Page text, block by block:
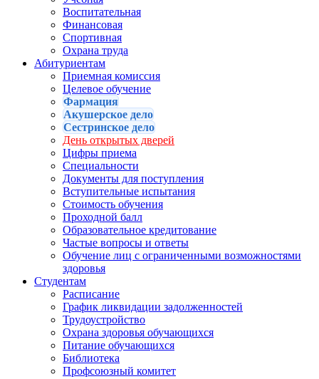
Воспитательная
Финансовая
Спортивная
Охрана труда
Абитуриентам
Приемная комиссия
Целевое обучение
Фармация
Акушерское дело
Сестринское дело
День открытых дверей
Цифры приема
Специальности
Документы для поступления
Вступительные испытания
Стоимость обучения
Проходной балл
Образовательное кредитование
Частые вопросы и ответы
Обучение лиц с ограниченными возможностями
здоровья
Студентам
Расписание
График ликвидации задолженностей
Трудоустройство
Охрана здоровья обучающихся
Питание обучающихся
Библиотека
Профсоюзный комитет